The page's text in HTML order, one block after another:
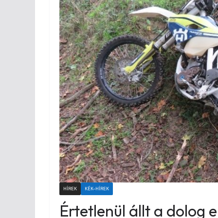
HÍREK KÉK-HÍREK
Értetlenül állt a dolog